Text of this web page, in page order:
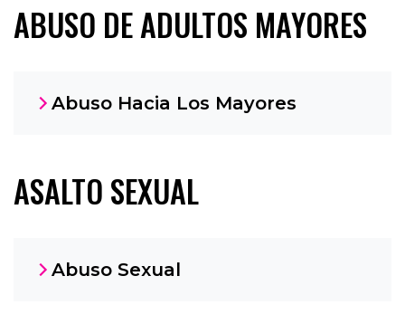
ABUSO DE ADULTOS MAYORES
Abuso Hacia Los Mayores
ASALTO SEXUAL
Abuso Sexual